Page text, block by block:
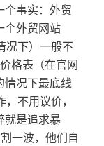
个事实：外贸
个外贸网站
况下）一般不
格表（在官网
情况下最底线
不用议价，
就是追求暴
一波，他们自